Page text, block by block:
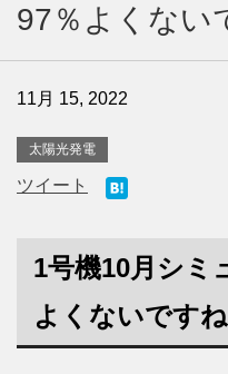
97％よくない
11月 15, 2022
太陽光発電
ツイート
1号機10月シミ
よくないですね